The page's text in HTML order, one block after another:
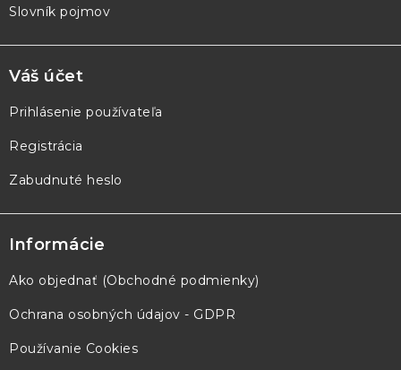
Slovník pojmov
Váš účet
Prihlásenie používateľa
Registrácia
Zabudnuté heslo
Informácie
Ako objednať (Obchodné podmienky)
Ochrana osobných údajov - GDPR
Používanie Cookies